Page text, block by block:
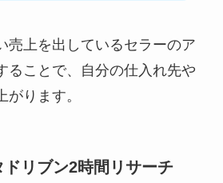
売上を出しているセラーのア
ることで、自分の仕入れ先や
ります。
リブン2時間リサーチ